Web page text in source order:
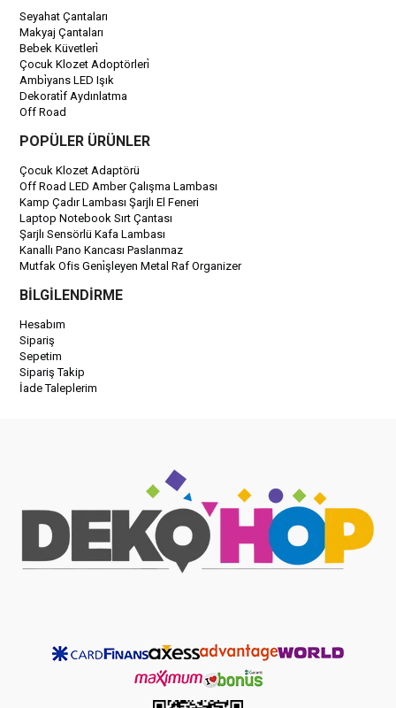
Seyahat Çantaları
Makyaj Çantaları
Bebek Küvetleri̇
Çocuk Klozet Adoptörleri̇
Ambi̇yans LED Işık
Dekorati̇f Aydınlatma
Off Road
POPÜLER ÜRÜNLER
Çocuk Klozet Adaptörü
Off Road LED Amber Çalışma Lambası
Kamp Çadır Lambası Şarjlı El Feneri
Laptop Notebook Sırt Çantası
Şarjlı Sensörlü Kafa Lambası
Kanallı Pano Kancası Paslanmaz
Mutfak Ofis Geni̇şleyen Metal Raf Organizer
BİLGİLENDİRME
Hesabım
Sipariş
Sepetim
Sipariş Takip
İade Taleplerim